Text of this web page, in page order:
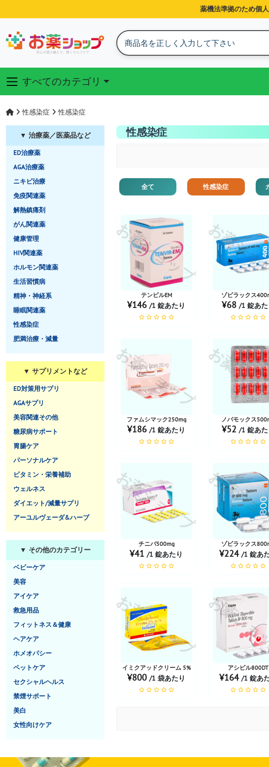
薬機法準拠のため個
すべてのカテゴリ
性感染症 性感染症
▼ 治療薬／医薬品など
ED治療薬
AGA治療薬
ニキビ治療
免疫関連薬
解熱鎮痛剤
がん関連薬
健康管理
HIV関連薬
ホルモン関連薬
生活習慣病
精神・神経系
睡眠関連薬
性感染症
肥満治療・減量
▼ サプリメントなど
ED対策用サプリ
AGAサプリ
美容関連その他
糖尿病サポート
胃腸ケア
パーソナルケア
ビタミン・栄養補助
ウェルネス
ダイエット/減量サプリ
アーユルヴェーダ&ハーブ
▼ その他のカテゴリー
ベビーケア
美容
アイケア
救急用品
フィットネス＆健康
ヘアケア
ホメオパシー
ペットケア
セクシャルヘルス
禁煙サポート
美白
女性向けケア
性感染症
全て 性感染症
お薬ショップ
テンビルEM
¥146/1 錠あたり
お薬シ
ゾビラックス
¥68 /1 錠あた
お薬ショップ
ファムシマック250mg
¥186/1 錠あたり
お薬シ
ノバモックス
¥52 /1 錠あた
お薬ショップ
チニバ500mg
¥41/1 錠あたり
お薬シ
ゾビラックス
¥224 /1 錠あ
お薬ショップ
イミクアッドクリーム 5%
¥800/1 袋あたり
お薬シ
アシビル800DT
¥164 /1 錠あ